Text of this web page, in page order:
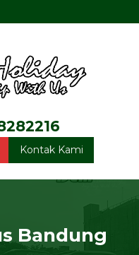
Kontak Kami
Bandung